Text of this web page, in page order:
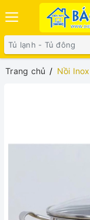
Trang chủ Nồi